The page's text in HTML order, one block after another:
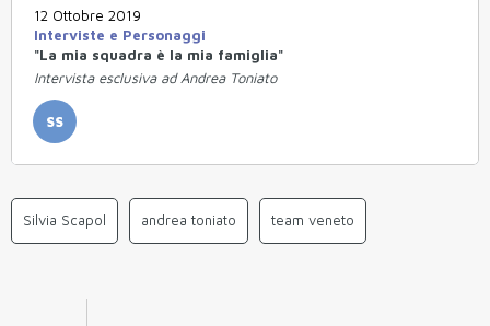
12 Ottobre 2019
Interviste e Personaggi
"La mia squadra è la mia famiglia"
Intervista esclusiva ad Andrea Toniato
SS
Silvia Scapol andrea toniato team veneto